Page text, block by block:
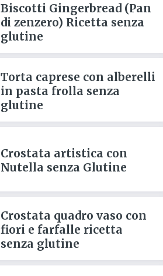
Biscotti Gingerbread (Pan
di zenzero) Ricetta senza
glutine
Torta caprese con alberelli
in pasta frolla senza
glutine
Crostata artistica con
Nutella senza Glutine
Crostata quadro vaso con
fiori e farfalle ricetta
senza glutine